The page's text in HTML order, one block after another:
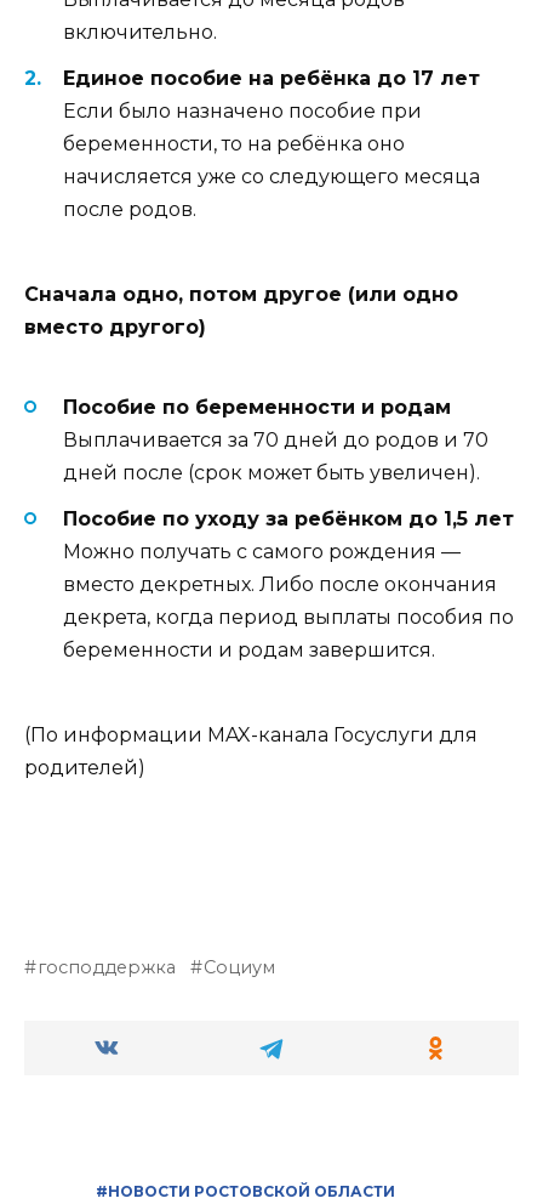
включительно.
Единое пособие на ребёнка до 17 лет
Если было назначено пособие при
беременности, то на ребёнка оно
начисляется уже со следующего месяца
после родов.
Сначала одно, потом другое (или одно
вместо другого)
Пособие по беременности и родам
Выплачивается за 70 дней до родов и 70
дней после (срок может быть увеличен).
Пособие по уходу за ребёнком до 1,5 лет
Можно получать с самого рождения —
вместо декретных. Либо после окончания
декрета, когда период выплаты пособия по
беременности и родам завершится.
(По информации MAX-канала Госуслуги для
родителей)
господдержка Социум
#НОВОСТИ РОСТОВСКОЙ ОБЛАСТИ